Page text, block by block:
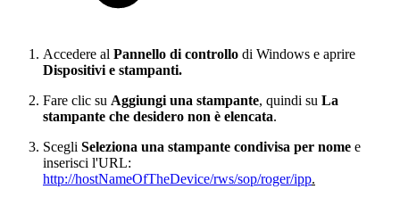
Accedere al Pannello di controllo di Windows e aprire
Dispositivi e stampanti.
Fare clic su Aggiungi una stampante, quindi su La
stampante che desidero non è elencata.
Scegli Seleziona una stampante condivisa per nome e
inserisci l'URL:
http://hostNameOfTheDevice/rws/sop/roger/ipp.